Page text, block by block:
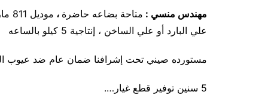
مهندس منسي : متاحة بضاعه حاضرة ،
علي البارد أو علي الساخن ، إنتاجية 5 كيلو بالساعه
مستورده صيني تحت إشرافنا ضمان عام ضد عيوب
5 سنين توفير قطع غيار….